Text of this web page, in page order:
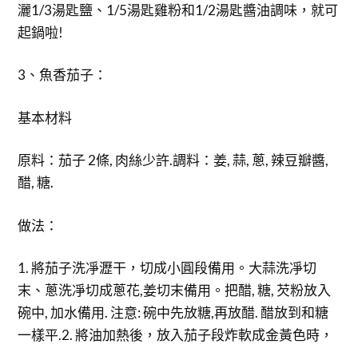
灑1/3湯匙鹽、1/5湯匙雞粉和1/2湯匙醬油調味，就可
起鍋啦!
3、魚香茄子：
基本材料
原料：茄子 2條, 肉絲少許.調料：姜, 蒜, 蔥, 辣豆瓣醬,
醋, 糖.
做法：
1. 將茄子洗凈瀝干，切成小圓段備用。大蒜洗凈切
末、蔥洗凈切成蔥花,姜切末備用。把醋, 糖, 芡粉放入
碗中, 加水備用. 注意: 碗中先放糖,再放醋. 醋放到和糖
一樣平.2. 將油加熱後，放入茄子段炸軟成金黃色時，